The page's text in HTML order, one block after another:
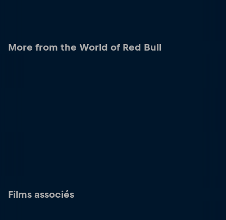
More from the World of Red Bull
Films associés